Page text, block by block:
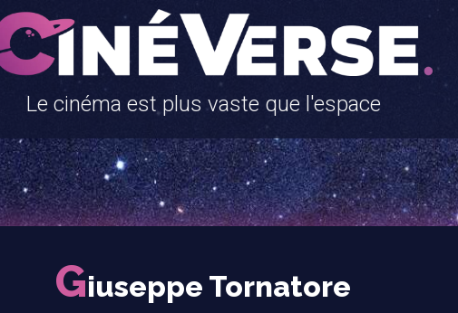
Le cinéma est plus vaste que l'espace
Giuseppe Tornatore